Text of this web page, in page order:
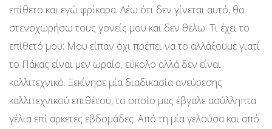
επίθετο και εγώ φρίκαρα. Λέω ότι δεν γίνεται αυτό, θα
στενοχωρήσω τους γονείς μου και δεν θέλω. Τι έχει το
επίθετό μου; Μου είπαν όχι πρέπει να το αλλάξουμε γιατί
το Πάκας είναι μεν ωραίο, εύκολο αλλά δεν είναι
καλλιτεχνικό. Ξεκίνησε μία διαδικασία ανεύρεσης
καλλιτεχνικού επιθέτου, το οποίο μας έβγαλε ασύλληπτα
γέλια επί αρκετές εβδομάδες. Από τη μία γελούσα και από